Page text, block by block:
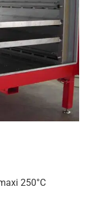
250°C